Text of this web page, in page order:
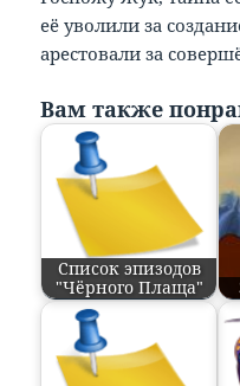
её уволили за
арестовали за
Вам также
Список эпизодов
"Чёрного Плаща"